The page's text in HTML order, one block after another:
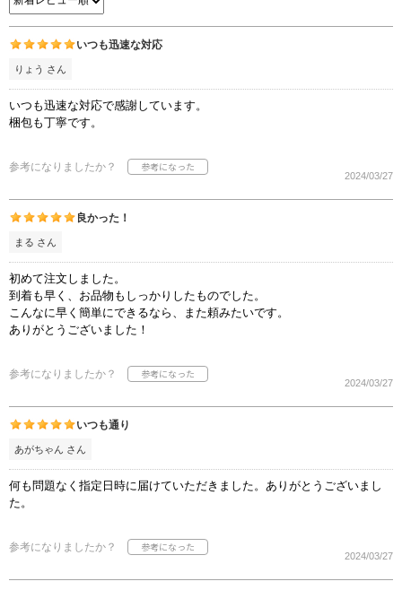
いつも迅速な対応
りょう さん
いつも迅速な対応で感謝しています。
梱包も丁寧です。
参考になりましたか？
2024/03/27
良かった！
まる さん
初めて注文しました。
到着も早く、お品物もしっかりしたものでした。
こんなに早く簡単にできるなら、また頼みたいです。
ありがとうございました！
参考になりましたか？
2024/03/27
いつも通り
あがちゃん さん
何も問題なく指定日時に届けていただきました。ありがとうございまし
た。
参考になりましたか？
2024/03/27